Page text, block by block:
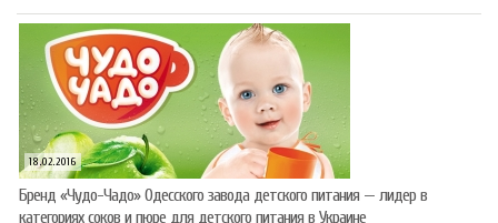
18.02.2016
Бренд «Чудо-Чадо» Одесского завода детского питания — лидер в
категориях соков и пюре для детского питания в Украине